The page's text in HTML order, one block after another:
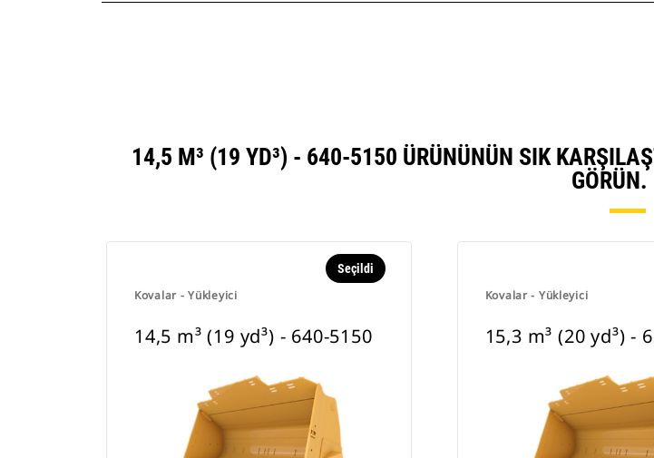
14,5 M³ (19 YD³) - 640-5150 ÜRÜNÜNÜN SIK
GÖRÜN.
Kovalar - Yükleyici
Seçildi
14,5 m³ (19 yd³) - 640-5150
Kovalar - Yükleyici
15,3 m³ (20 yd³) -